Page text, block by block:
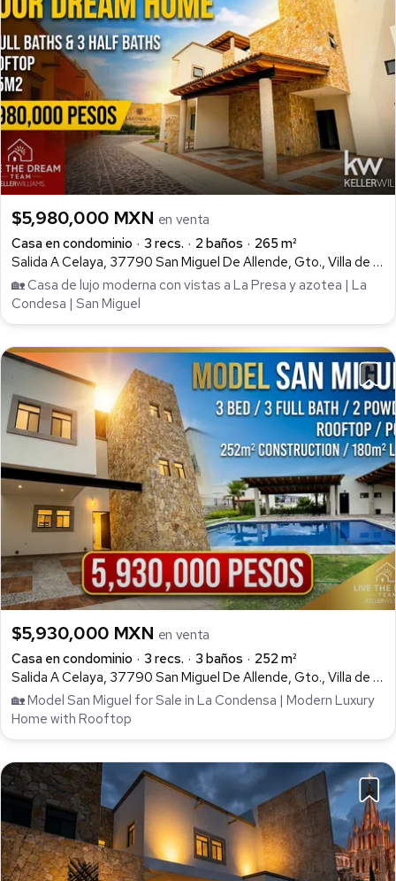
$5,980,000 MXN en venta
Casa en condominio
3 recs. 2 baños
265 m²
Salida A Celaya, 37790 San Miguel De Allende, Gto., Villa de los Frailes, San Miguel de Allende
🏡 Casa de lujo moderna con vistas a La Presa y azotea | La
Condesa | San Miguel
$5,930,000 MXN en venta
Casa en condominio
3 recs. 3 baños
252 m²
Salida A Celaya, 37790 San Miguel De Allende, Gto., Villa de los Frailes, San Miguel de Allende
🏡 Model San Miguel for Sale in La Condensa | Modern Luxury
Home with Rooftop